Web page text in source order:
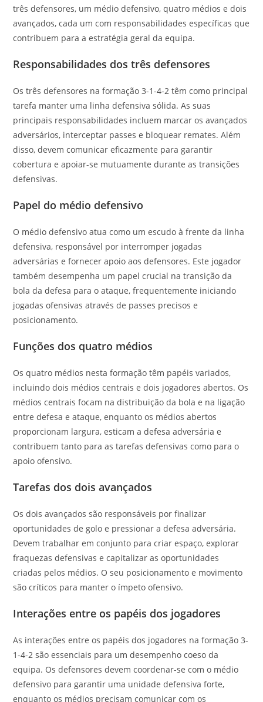
três defensores, um médio defensivo, quatro médios e dois
avançados, cada um com responsabilidades específicas que
contribuem para a estratégia geral da equipa.
Responsabilidades dos três defensores
Os três defensores na formação 3-1-4-2 têm como principal
tarefa manter uma linha defensiva sólida. As suas
principais responsabilidades incluem marcar os avançados
adversários, interceptar passes e bloquear remates. Além
disso, devem comunicar eficazmente para garantir
cobertura e apoiar-se mutuamente durante as transições
defensivas.
Papel do médio defensivo
O médio defensivo atua como um escudo à frente da linha
defensiva, responsável por interromper jogadas
adversárias e fornecer apoio aos defensores. Este jogador
também desempenha um papel crucial na transição da
bola da defesa para o ataque, frequentemente iniciando
jogadas ofensivas através de passes precisos e
posicionamento.
Funções dos quatro médios
Os quatro médios nesta formação têm papéis variados,
incluindo dois médios centrais e dois jogadores abertos. Os
médios centrais focam na distribuição da bola e na ligação
entre defesa e ataque, enquanto os médios abertos
proporcionam largura, esticam a defesa adversária e
contribuem tanto para as tarefas defensivas como para o
apoio ofensivo.
Tarefas dos dois avançados
Os dois avançados são responsáveis por finalizar
oportunidades de golo e pressionar a defesa adversária.
Devem trabalhar em conjunto para criar espaço, explorar
fraquezas defensivas e capitalizar as oportunidades
criadas pelos médios. O seu posicionamento e movimento
são críticos para manter o ímpeto ofensivo.
Interações entre os papéis dos jogadores
As interações entre os papéis dos jogadores na formação 3-
1-4-2 são essenciais para um desempenho coeso da
equipa. Os defensores devem coordenar-se com o médio
defensivo para garantir uma unidade defensiva forte,
enquanto os médios precisam comunicar com os